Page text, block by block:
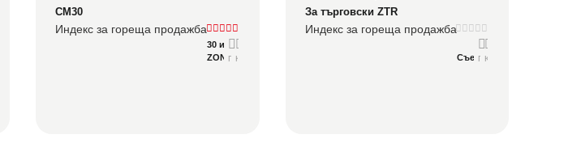
CM30
Индекс за гореща продажба
30 инча / 762 мм
ZONSEN GB200
Подробно
За търговски ZTR
Индекс за гореща продажба
Съединител OGURA
Подробно